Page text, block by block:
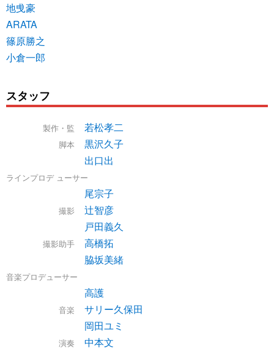
地曵豪
ARATA
篠原勝之
小倉一郎
スタッフ
製作・監 若松孝二
脚本
黒沢久子
出口出
ラインプロデ ューサー
尾宗子
撮影
辻智彦
戸田義久
撮影助手
高橋拓
脇坂美緒
音楽プロデューサー
高護
音楽
サリー久保田
岡田ユミ
演奏
中本文